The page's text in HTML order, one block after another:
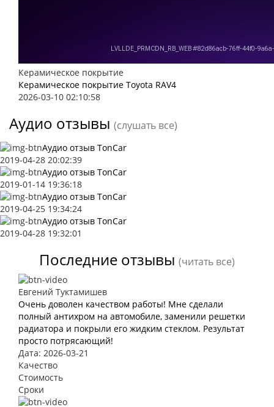
Керамическое покрытие
Керамическое покрытие Toyota RAV4
2026-03-10 02:10:58
Аудио отзывы (слушать все)
Аудио отзыв TonCar
2019-04-28 20:02:39
Аудио отзыв TonCar
2019-01-14 19:36:18
Аудио отзыв TonCar
2019-04-25 19:34:24
Аудио отзыв TonCar
2019-04-28 19:32:01
Последние отзывы (читать все)
Евгений Туктамишев
Очень доволен качеством работы! Мне сделали
полный антихром на автомобиле, заменили решетки
радиатора и покрыли его жидким стеклом. Результат
просто потрясающий!
Дата: 2026-03-21
Качество
Стоимость
Сроки